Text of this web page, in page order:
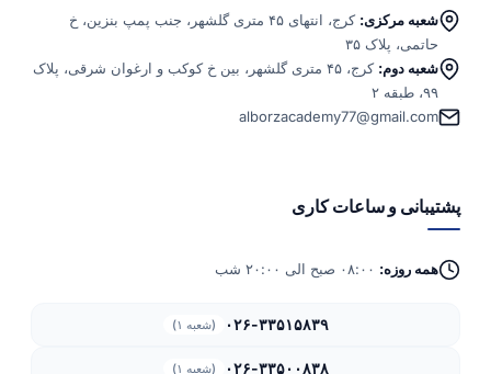
شعبه مرکزی:
کرج، انتهای ۴۵ متری گلشهر، جنب پمپ بنزین، خ
حاتمی، پلاک ۳۵
شعبه دوم:
کرج، ۴۵ متری گلشهر، بین خ کوکب و ارغوان شرقی، پلاک
۹۹، طبقه ۲
alborzacademy77@gmail.com
پشتیبانی و ساعات کاری
همه روزه:
۰۲۶-۳۳۵۱۵۸۳۹ (شعبه ۱)
۰۲۶-۳۳۵۰۰۸۳۸ (شعبه ۱)